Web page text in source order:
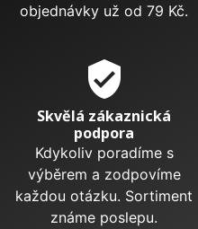
objednávky už od 79 Kč.
verified_user
Skvělá zákaznická
podpora
Kdykoliv poradíme s
výběrem a zodpovíme
každou otázku. Sortiment
známe poslepu.